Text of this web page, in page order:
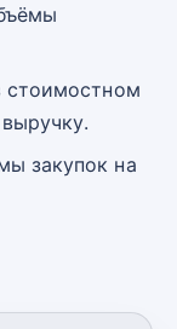
стоимостном
закупок на